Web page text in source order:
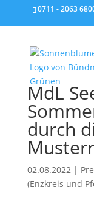
0711 - 2063
MdL
durch
02.08.2022|
(Enzkreis und